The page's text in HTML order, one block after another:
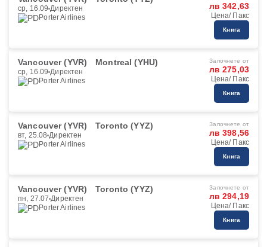
ср, 16.09 Директен
Porter Airlines
лв 342,63
Цена/ Пакс
Книга
Vancouver (YVR) Montreal (YHU)
ср, 16.09 Директен
Porter Airlines
Започнете от
лв 275,03
Цена/ Пакс
Книга
Vancouver (YVR) Toronto (YYZ)
вт, 25.08 Директен
Porter Airlines
Започнете от
лв 398,56
Цена/ Пакс
Книга
Vancouver (YVR) Toronto (YYZ)
пн, 27.07 Директен
Porter Airlines
Започнете от
лв 294,19
Цена/ Пакс
Книга